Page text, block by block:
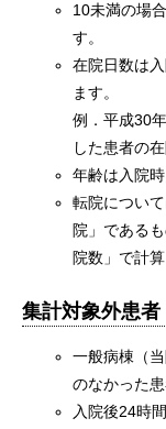
10未満の場
す。
在院日数は
ます。
例．平成30
した患者の
年齢は入院時
転院につい
院」である
院数」で計
集計対象外患者
一般病棟（
のなかった
入院後24時